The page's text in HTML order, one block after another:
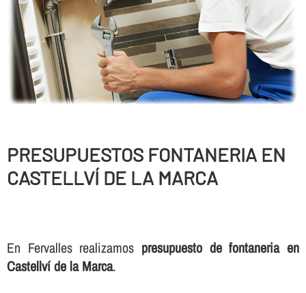
PRESUPUESTOS FONTANERIA EN
CASTELLVÍ DE LA MARCA
En Fervalles realizamos presupuesto de fontaneria en
Castellví de la Marca.